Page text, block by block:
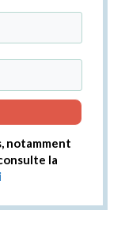
notamment
la